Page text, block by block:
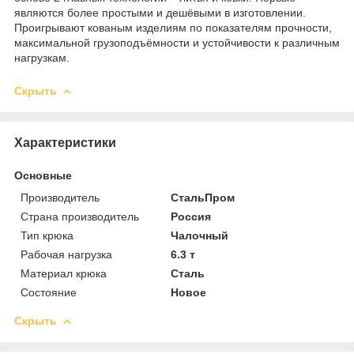
являются более простыми и дешёвыми в изготовлении.
Проигрывают кованым изделиям по показателям прочности,
максимальной грузоподъёмности и устойчивости к различным
нагрузкам.
Скрыть
Характеристики
Основные
Производитель
СтальПром
Страна производитель
Россия
Тип крюка
Чалочный
Рабочая нагрузка
6.3 т
Материал крюка
Сталь
Состояние
Новое
Скрыть